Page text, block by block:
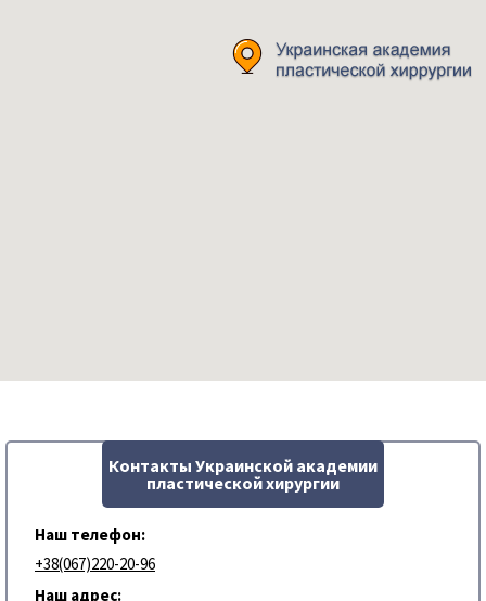
Контакты Украинской академии
пластической хирургии
Наш телефон:
+38(067)220-20-96
Наш адрес: